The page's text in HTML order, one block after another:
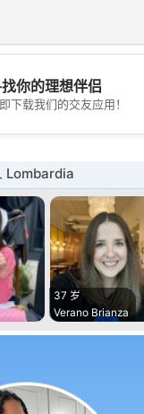
💖
你的理想伴侣
下载我们的交友应用！
Lombardia
37 岁
Verano Brianza